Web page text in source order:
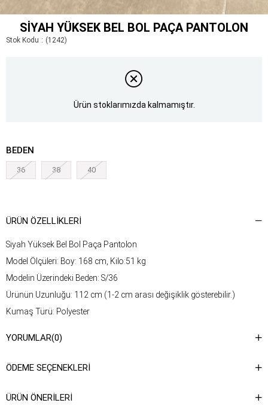
SIYAH YÜKSEK BEL BOL PAÇA PANTOLON
Stok Kodu (1242)
Ürün stoklarımızda kalmamıştır.
BEDEN
36 38 40
ÜRÜN ÖZELLIKLERI
Siyah Yüksek Bel Bol Paça Pantolon
Model Ölçüleri: Boy: 168 cm, Kilo:51 kg
Modelin Üzerindeki Beden: S/36
Ürünün Uzunluğu: 112 cm (1-2 cm arası değişiklik gösterebilir.)
Kumaş Türü: Polyester
talimatına ulaşabilirsiniz.
YORUMLAR(0)
ÖDEME SEÇENEKLERI
ÜRÜN ÖNERILERI